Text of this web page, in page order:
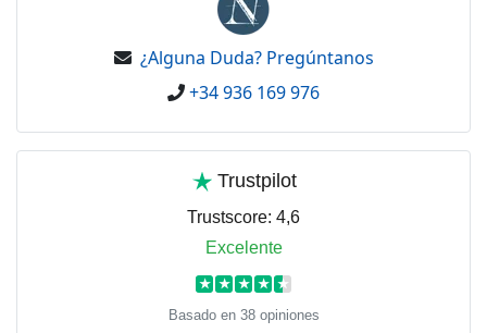
¿Alguna Duda? Pregúntanos
+34 936 169 976
Trustpilot
Trustscore: 4,6
Excelente
★ ★ ★ ★ ★
Basado en 38 opiniones